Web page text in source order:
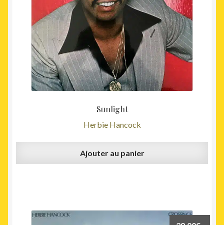
Sunlight
Herbie Hancock
Ajouter au panier